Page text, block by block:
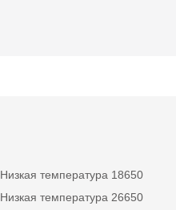
Низкая температура 18650
Низкая температура 26650